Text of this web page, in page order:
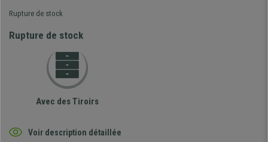
Rupture de stock
Rupture de stock
Avec des Tiroirs
Voir description détaillée